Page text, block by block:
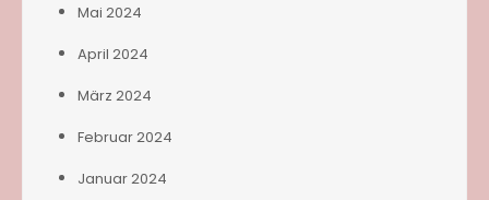
Mai 2024
April 2024
März 2024
Februar 2024
Januar 2024